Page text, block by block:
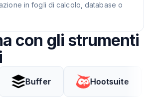
in fogli di calcolo, database o
con gli strumenti
Buffer Hootsuite